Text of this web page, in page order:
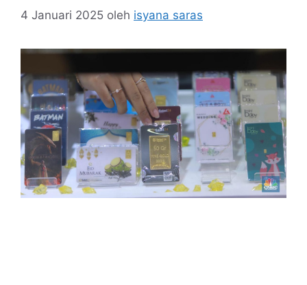
4 Januari 2025 oleh isyana saras